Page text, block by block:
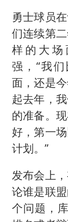
勇士球员
们连续第
样的大场
强，“我
面，还是
起去年，
的准备。
好，第一
计划。”
发布会上
论谁是联
个问题，